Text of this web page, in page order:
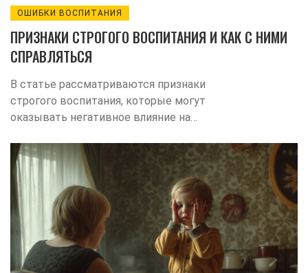
ОШИБКИ ВОСПИТАНИЯ
ПРИЗНАКИ СТРОГОГО ВОСПИТАНИЯ И КАК С НИМИ
СПРАВЛЯТЬСЯ
В статье рассматриваются признаки
строгого воспитания, которые могут
оказывать негативное влияние на
методы воспитания проявляются в
повседневной жизни и как они могут
отражаться на будущем ребёнка. Также
предложены способы преодоления
трудностей и улучшения отношений с
родителями. Статья содержит советы
для детей и родителей, стремящихся к
гармоничным отношениям. Она поможет